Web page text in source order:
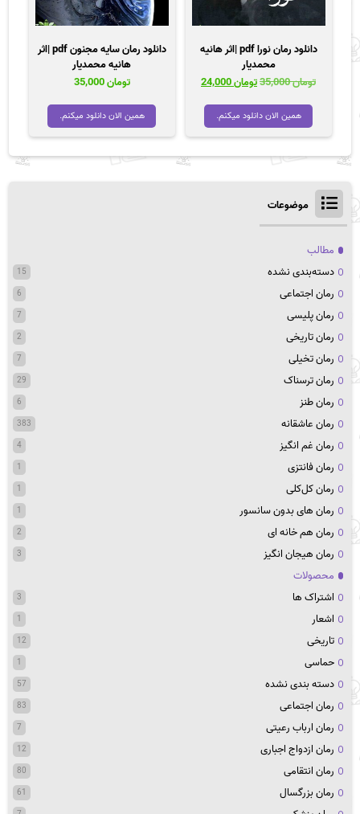
دانلود رمان نورا pdf |اثر هانیه
محمدیار
تومان35,000
قیمت
تومان 35,000
بود.
تومان24,000
قیمت
تومان 24,000
همین الان دانلود میکنم.
دانلود رمان سایه مجنون pdf |اثر
هانیه محمدیار
تومان35,000
همین الان دانلود میکنم.
موضوعات
مطالب
دسته‌بندی نشده
15
رمان اجتماعی 6
رمان پلیسی 7
رمان تاریخی 2
رمان تخیلی 7
رمان ترسناک 29
رمان طنز 6
رمان عاشقانه 383
رمان غم انگیز 4
رمان فانتزی 1
رمان کل‌کلی 1
رمان های بدون سانسور 1
رمان هم خانه ای 2
رمان هیجان انگیز 3
محصولات
اشتراک ها
3
اشعار 1
تاریخی 12
حماسی 1
دسته بندی نشده 57
رمان اجتماعی 83
رمان ارباب رعیتی 7
رمان ازدواج اجباری 12
رمان انتقامی 80
رمان بزرگسال 61